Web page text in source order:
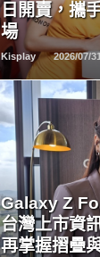
日開賣，攜
場
Kisplay 2026/07/31
Galaxy Z
台灣上市資
再掌握摺疊